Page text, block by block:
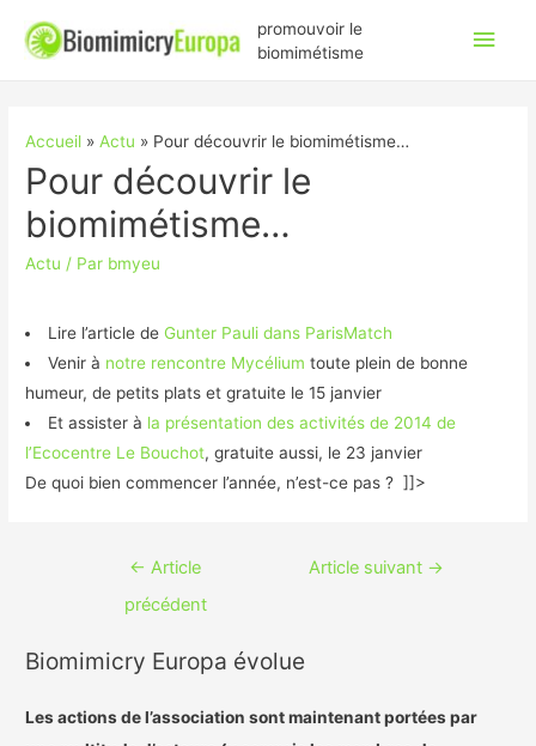
promouvoir le
biomimétisme
Accueil Actu Pour découvrir le biomimétisme…
Pour découvrir le
biomimétisme…
Actu / Par bmyeu
Lire l’article de Gunter Pauli dans ParisMatch
Venir à notre rencontre Mycélium toute plein de bonne
humeur, de petits plats et gratuite le 15 janvier
Et assister à la présentation des activités de 2014 de
l’Ecocentre Le Bouchot, gratuite aussi, le 23 janvier
De quoi bien commencer l’année, n’est-ce pas ? ]]>
Navigation
← Article
précédent
Article suivant →
Biomimicry Europa évolue
Les actions de l’association sont maintenant portées par